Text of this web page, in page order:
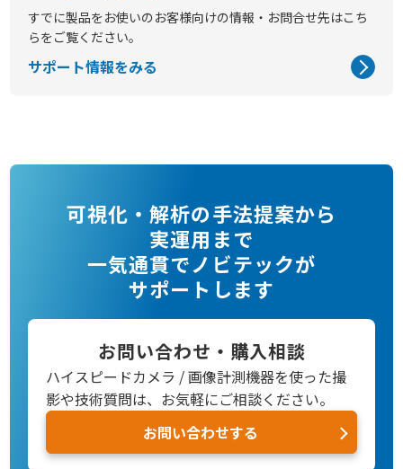
すでに製品をお使いのお客様向けの情報・お問合せ先はこち
らをご覧ください。
サポート情報をみる
可視化・解析の手法提案から
実運用まで
一気通貫でノビテックが
サポートします
お問い合わせ・購入相談
ハイスピードカメラ / 画像計測機器を使った撮
影や技術質問は、お気軽にご相談ください。
お問い合わせする